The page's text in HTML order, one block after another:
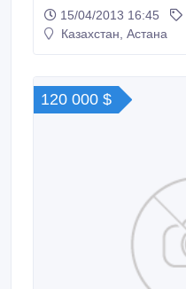
15/04/2013 16:45
Казахстан, Астана
120 000 $